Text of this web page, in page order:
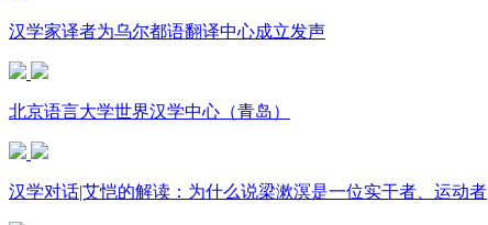
汉学家译者为乌尔都语翻译中心成立发声
北京语言大学世界汉学中心（青岛）
汉学对话|艾恺的解读：为什么说梁漱溟是一位实干者、运动者